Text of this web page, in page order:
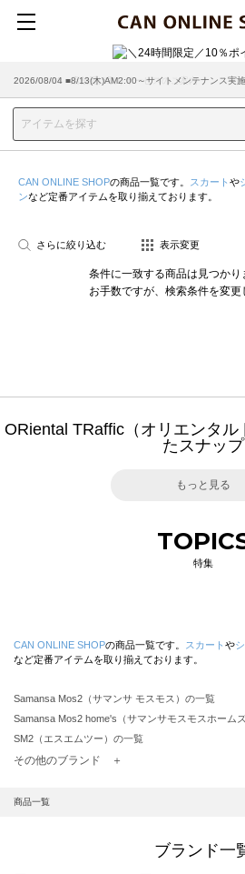
2026/08/04 ■8/13(木)AM2:00～サイトメンテナンス実
2026/03/18 ■店舗受け取りサービスのご案内
CAN ONLINE SHOPの商品一覧です。 スカート や
ンなど定番アイテムを取り揃えております。
さらに絞り込む 表示変更
条件に一致する商品は見つかり
お手数ですが、検索条件を変更
ORiental TRaffic（オリエンタル
たスナップ
もっと見る
特集
CAN ONLINE SHOPの商品一覧です。 スカート や
など定番アイテムを取り揃えております。
Samansa Mos2（サマンサ モスモス）の一覧
Samansa Mos2 home's（サマンサモスモスホーム
SM2（エスエムツー）の一覧
TSUHARU by Samansa Mos2（ツハルバイサマン
Samansa Mos2 blue（サマンサモスモス ブルー）の
その他のブランド ＋
商品一覧
ブランド一